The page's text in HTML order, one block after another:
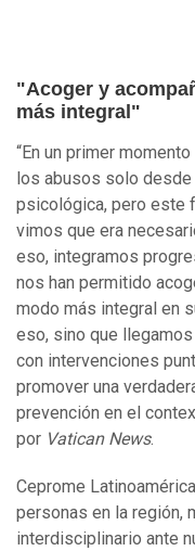
"Acoger y
más integral"
“En un primer
los abusos solo
psicológica, pero este
vimos que era
eso, integramos
nos han permitido
modo más integral en
eso, sino que
con intervenciones
promover una
prevención en el
por Vatican News.
Ceprome
personas en la región,
interdisciplinario ante